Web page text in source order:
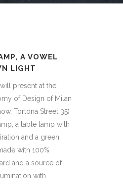
A VOWEL
LIGHT
present at the
of Design of Milan
Tortona Street 35)
a table lamp with
and a green
with 100%
and a source of
with